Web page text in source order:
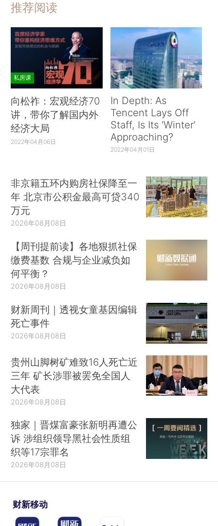
推荐阅读
私房课
向松祚：宏观经济70
讲，带你了解国内外
经济大局
2022年04月06日
In Depth: As
Tencent Lays Off
Staff, Is Its ‘Winter’
Approaching?
2022年04月01日
非京籍五环内购房社保降至一
年 北京市公积金最高可贷340
万元
2026年08月08日
【周刊提前读】各地狠抓社保
缴费基数 合规与企业减负如
何平衡？
2026年08月08日
财新周刊｜透视女童基因编辑
死亡事件
2026年08月08日
贵州山脚树矿难致16人死亡近
三年 矿长涉罪被罢免全国人
大代表
2026年08月08日
独家｜晋煤富豪张新明再遭公
诉 涉组织领导黑社会性质组
织等17宗罪名
2026年08月08日
财新移动